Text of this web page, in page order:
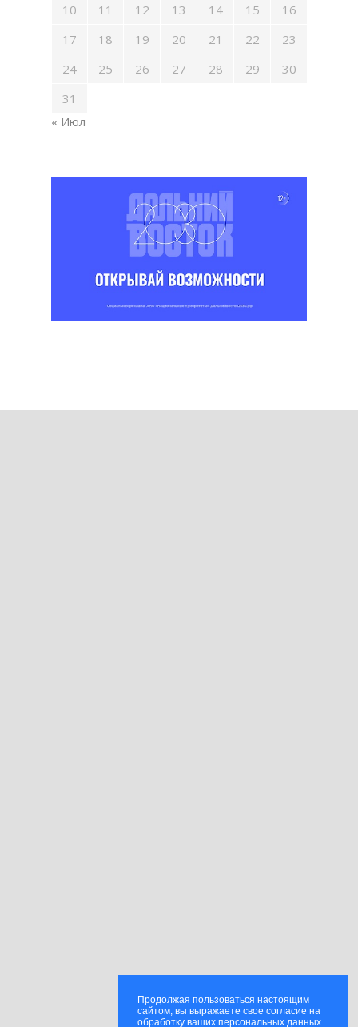
Продолжая пользоваться настоящим
сайтом, вы выражаете свое согласие на
обработку ваших персональных данных
10
11 12 13 14 15
16
17
18 19 20 21 22
23
24
25 26 27 28 29
30
31
« Июл